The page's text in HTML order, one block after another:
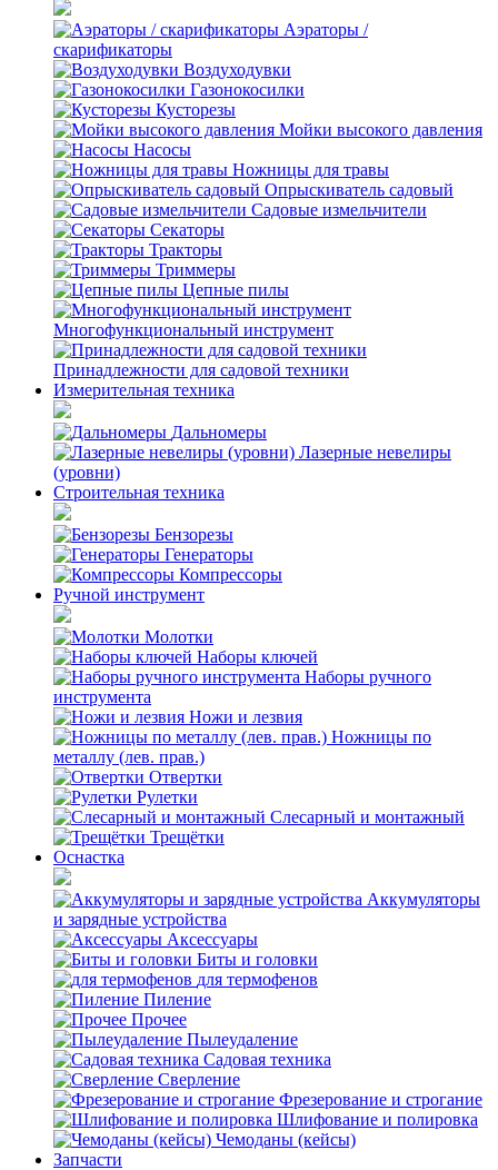
Аэраторы /
скарификаторы
Воздуходувки
Газонокосилки
Кусторезы
Мойки высокого давления
Насосы
Ножницы для травы
Опрыскиватель садовый
Садовые измельчители
Секаторы
Тракторы
Триммеры
Цепные пилы
Многофункциональный инструмент
Принадлежности для садовой техники
Измерительная техника
Дальномеры
Лазерные невелиры
(уровни)
Строительная техника
Бензорезы
Генераторы
Компрессоры
Ручной инструмент
Молотки
Наборы ключей
Наборы ручного
инструмента
Ножи и лезвия
Ножницы по
металлу (лев. прав.)
Отвертки
Рулетки
Слесарный и монтажный
Трещётки
Оснастка
Аккумуляторы
и зарядные устройства
Аксессуары
Биты и головки
для термофенов
Пиление
Прочее
Пылеудаление
Садовая техника
Сверление
Фрезерование и строгание
Шлифование и полировка
Чемоданы (кейсы)
Запчасти